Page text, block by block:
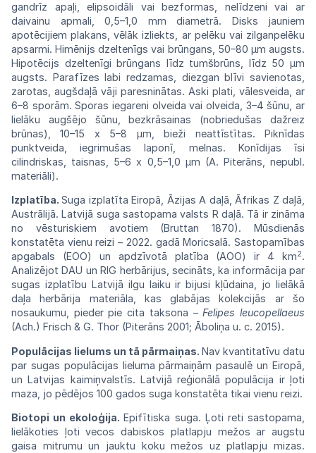
gandrīz apaļi, elipsoidāli vai bezformas, nelīdzeni vai
ar
daivainu apmali, 0,5–1,0 mm diametrā. Disks jauniem
apotēcijiem plakans, vēlākizliekts, ar pelēku vai zilganpelēku
apsarmi.Himēnijsdzeltenīgs vai brūngans, 50–80 µmaugsts.
Hipotēcijs dzeltenīgi brūngans līdz tumšbrūns, līdz 50 µm
augsts. Parafīzes labi redzamas, diezgan blīvi savienotas,
zarotas, augšdaļā vāji paresninātas. Aski plati, vālesveida, ar
6–8 sporām. Sporas iegareni olveidavaiolveida, 3–4 šūnu, ar
lielāku augšējo šūnu,bezkrāsainas (nobriedušas dažreiz
brūnas),10–15 x 5–8 µm, bieži neattīstītas.Piknīdas
punktveida, iegrimušas laponī, melnas. Konīdijas
īsi
cilindriskas,
taisnas, 5–6 x 0,5–1,0 µm (A. Piterāns, nepubl.
materiāli).
Izplatība. Suga izplatīta Eiropā, ĀzijasA daļā, Āfrikas Z daļā,
Austrālijā.Latvijā suga sastopama valsts R daļā. Tā ir zināma
no vēsturiskiem avotiem (Bruttan1870).Mūsdienās
konstatēta vienu reizi – 2022. gadāMoricsalā. Sastopamības
apgabals (EOO) un apdzīvotā platība (AOO)ir 4 km2.
AnalizējotDAU un RIG herbārijus, secināts,ka informācija par
sugas izplatību Latvijā ilgu laiku ir bijusi kļūdaina, jo lielākā
daļaherbārija materiāla, kas glabājas kolekcijās aršo
nosaukumu, pieder pie cita taksona – Felipesleucopellaeus
(Ach.) Frisch & G. Thor (Piterāns 2001; Āboliņa u. c. 2015).
Populācijas lielums un tā pārmaiņas. Nav kvantitatīvu datu
par sugas populācijas lielumapārmaiņām pasaulē un Eiropā,
unLatvijas kaimiņvalstīs. Latvijā reģionālā populācija irļoti
maza, jo pēdējos 100 gados suga konstatēta tikai vienu reizi.
Biotopi un ekoloģija.Epifītiska suga. Ļoti reti sastopama,
lielākoties ļoti vecosdabiskos platlapju mežos ar augstu
gaisa mitrumuun jauktu kokumežos uz platlapju mizas.